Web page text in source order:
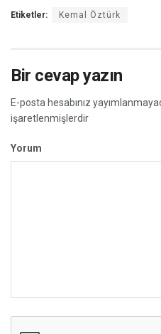
Etiketler: Kemal Öztürk
Bir cevap yazın
E-posta hesabınız
işaretlenmişlerdir
Yorum